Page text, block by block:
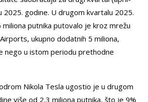
2025. godine. U drugom kvartalu 2025.
putnika putovalo je kroz mrežu
ukupno dodatnih 5 miliona,
nego u istom periodu prethodne
Nikola Tesla ugostio je u drugom
više od 2,3 miliona putnika, što je 9%